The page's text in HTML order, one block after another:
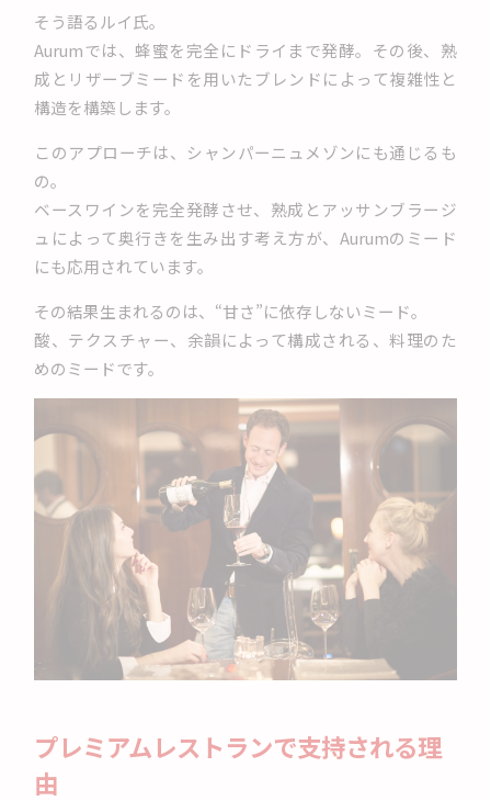
そう語るルイ氏。
Aurumでは、蜂蜜を完全にドライまで発酵。その後、熟
成とリザーブミードを用いたブレンドによって複雑性と
構造を構築します。
このアプローチは、シャンパーニュメゾンにも通じるも
の。
ベースワインを完全発酵させ、熟成とアッサンブラージ
ュによって奥行きを生み出す考え方が、Aurumのミード
にも応用されています。
その結果生まれるのは、“甘さ”に依存しないミード。
酸、テクスチャー、余韻によって構成される、料理のた
めのミードです。
プレミアムレストランで支持される理
由